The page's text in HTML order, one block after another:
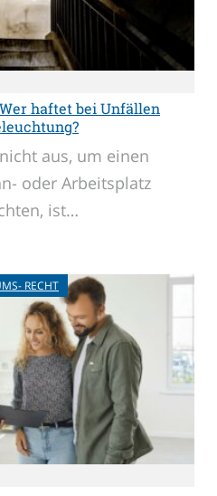
haftet bei Unfällen
aus, um einen
oder Arbeitsplatz
ist…
RECHT